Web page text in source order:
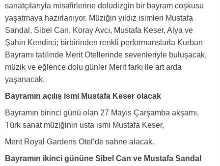
sanatçılarıyla misafirlerine doludizgin bir bayram coşkusu
yaşatmaya hazırlanıyor. Müziğin yıldız isimleri Mustafa
Sandal, Sibel Can, Koray Avcı, Mustafa Keser, Alya ve
Şahin Kendirci; birbirinden renkli performanslarla Kurban
Bayramı tatilinde Merit Otellerinde sevenleriyle buluşacak,
müzik ve eğlence dolu günler Merit farkı ile art arda
yaşanacak.
Bayramın açılış ismi Mustafa Keser olacak
Bayramın birinci günü olan 27 Mayıs Çarşamba akşamı,
Türk sanat müziğinin usta ismi Mustafa Keser,
Merit Royal Gardens Otel’de sahne alacak.
Bayramın ikinci gününe Sibel Can ve Mustafa Sandal